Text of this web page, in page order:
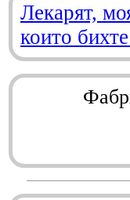
Лекарят,
които